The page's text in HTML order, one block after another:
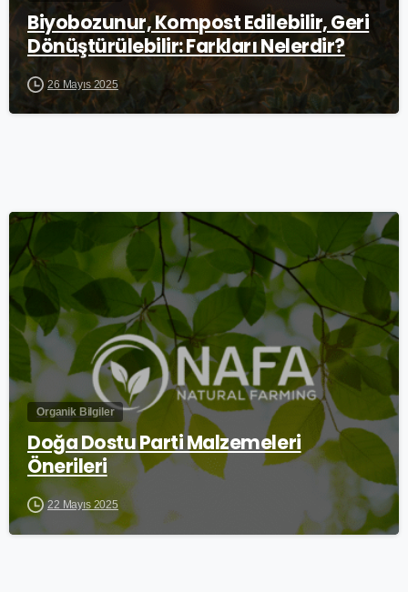
Biyobozunur, Kompost Edilebilir, Geri
Dönüştürülebilir: Farkları Nelerdir?
26 Mayıs 2025
0
Organik Bilgiler
Doğa Dostu Parti Malzemeleri
Önerileri
22 Mayıs 2025